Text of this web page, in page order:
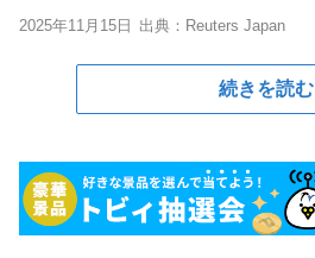
2025年11月15日 出典：Reuters Japan
続きを読む